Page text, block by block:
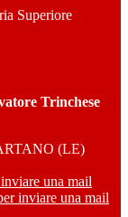
Superiore
Trinchese
(LE)
una mail
inviare una mail